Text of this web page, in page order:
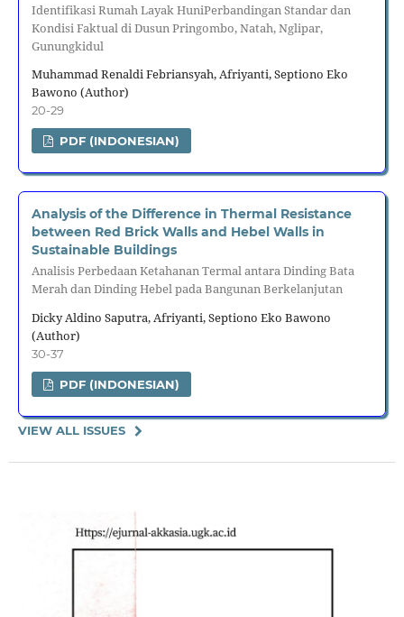
Identifikasi Rumah Layak HuniPerbandingan Standar dan
Kondisi Faktual di Dusun Pringombo, Natah, Nglipar,
Gunungkidul
Muhammad Renaldi Febriansyah, Afriyanti, Septiono Eko
Bawono (Author)
20-29
PDF (INDONESIAN)
Analysis of the Difference in Thermal Resistance
between Red Brick Walls and Hebel Walls in
Sustainable Buildings
Analisis Perbedaan Ketahanan Termal antara Dinding Bata
Merah dan Dinding Hebel pada Bangunan Berkelanjutan
Dicky Aldino Saputra, Afriyanti, Septiono Eko Bawono
(Author)
30-37
PDF (INDONESIAN)
VIEW ALL ISSUES